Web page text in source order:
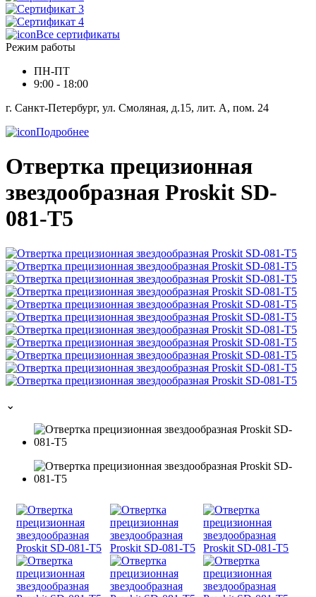
Все сертификаты
Режим работы
ПН-ПТ
9:00 - 18:00
г. Санкт-Петербург, ул. Смоляная, д.15, лит. А, пом. 24
Подробнее
Отвертка прецизионная
звездообразная Proskit SD-
081-T5
⌄